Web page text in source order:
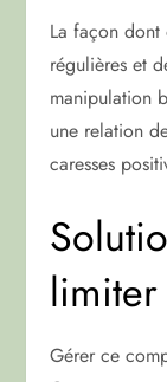
La façon dont
régulières et
manipulation
une relation
caresses
Gérer ce